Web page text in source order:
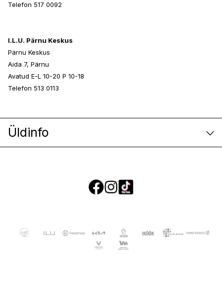
Telefon 517 0092
I.L.U. Pärnu Keskus
Pärnu Keskus
Aida 7, Pärnu
Avatud E-L 10-20 P 10-18
Telefon 513 0113
Üldinfo